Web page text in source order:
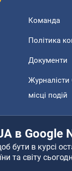
Команда
Політика
Документи
Журналісти
місці подій
в Google
бути в курсі
та світу